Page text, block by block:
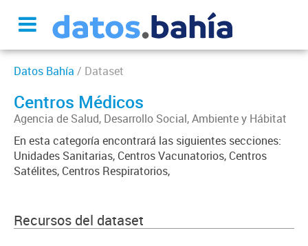
Datos Bahía / Dataset
Centros Médicos
Agencia de Salud, Desarrollo Social, Ambiente y Hábitat
En esta categoría encontrará las siguientes secciones:
Unidades Sanitarias, Centros Vacunatorios, Centros
Satélites, Centros Respiratorios,
Recursos del dataset